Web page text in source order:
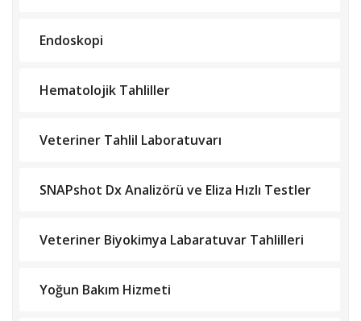
Endoskopi
Hematolojik Tahliller
Veteriner Tahlil Laboratuvarı
SNAPshot Dx Analizörü ve Eliza Hızlı Testler
Veteriner Biyokimya Labaratuvar Tahlilleri
Yoğun Bakım Hizmeti